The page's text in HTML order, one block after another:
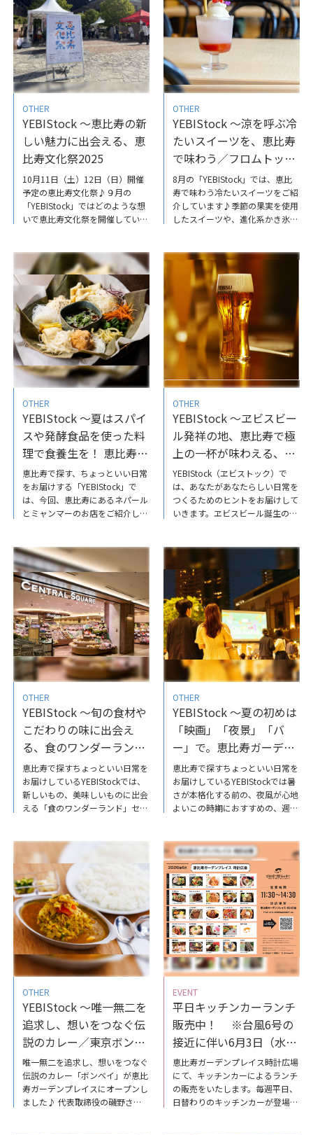
ジュを恵比寿で／ビストロエビス
OTHER
YEBIStock ～恵比寿の新
しい魅力に出会える、恵
比寿文化祭2025
10月11日（土）12日（日）開催
予定の恵比寿文化祭♪９月の
「YEBIStock」ではどのような想
いで恵比寿文化祭を開催している
ます。ぜひご覧ください。
YEBIStock～恵比寿の新しい魅力
に出会える、恵比寿文化祭2025
OTHER
YEBIStock ～涼を呼ぶ冷
たいスイーツを、恵比寿
で味わう／フロムトッ
プ、CHAP
8月の「YEBIStock」では、恵比
寿で味わう冷たいスイーツをご紹
介しています♪季節の果実を使用
したスイーツや、進化系かき氷な
うか。ぜひご覧ください。
YEBIStock～涼を呼ぶ冷たいスイ
ーツを、恵比寿で味わう／フロム
トップ、CHAP
OTHER
YEBIStock ～夏はスパイ
スや発酵食品を使った料
理で食養生を！ 恵比寿の
おすすめエスニックレス
トラン2選
恵比寿で探す、ちょっといい日常
をお届けする「YEBIStock」で
は、今回、恵比寿にあるネパール
とミャンマーのお店をご紹介して
事などでもご利用いただけます。
ぜひ、ご覧ください。YEBIStock
～夏はスパイスや発酵食品を使っ
た料理で食養生を！恵比寿のおす
すめエスニックレストラン2選
OTHER
YEBIStock ～ヱビスビー
ル発祥の地、恵比寿で極
上の一杯が味わえる、夏
のおすすめスポット4選
YEBIStock（ヱビストック）で
は、あなたがあなたらしい日常を
つくるための​ヒントをお届けして
いきます。ヱビスビール誕生の
なシーンで楽しめるスポットを4
つご紹介。この夏、ぜひ訪れてみ
て。YEBIStock～ヱビスビール発
祥の地、恵比寿で極上の一杯が味
わえる、夏のおすすめスポット4
選
OTHER
YEBIStock ～旬の食材や
こだわりの味に出会え
る、食のワンダーランド
／セントラルスクエア 恵
比寿ガーデンプレイス店
恵比寿で探すちょっといい日常を
お届けしているYEBIStockでは、
新しいもの、美味しいものに出会
える「食のワンダーランド」セン
す。豊富な品揃えと、こだわりの
食材、オープンキッチンなどがあ
り、時間を忘れてお買い物を楽し
めるお店です。詳しくは、こちら
の記事をご覧ださい。YEBIStock
～旬の食材やこだわりの味に出会
える、食のワンダーランド／セン
トラルスクエア恵比寿ガーデンプ
レイス店
OTHER
YEBIStock ～夏の初めは
「映画」「夜景」「バ
ー」で。恵比寿ガーデン
プレイスの週末大人デー
ト
恵比寿で探すちょっといい日常を
お届けしているYEBIStockでは暑
さが本格化する前の、夜風が心地
よいこの時期におすすめの、週末
てみてはいかがでしょうか。
YEBIStock～夏の初めは「映画」
「夜景」「バー」で。恵比寿ガー
デンプレイスの週末大人デート
OTHER
YEBIStock ～唯一無二を
追求し、想いをつなぐ伝
説のカレー／東京ボンベ
イ 恵比寿ガーデンプレイ
ス店
唯一無二を追求し、想いをつなぐ
伝説のカレー「ボンベイ」が恵比
寿ガーデンプレイスにオープンし
ました♪ 代表取締役の磯野さん
EVENT
平日キッチンカーランチ
販売中！ ※台風6号の
接近に伴い6月3日（水）
は休業
恵比寿ガーデンプレイス時計広場
にて、キッチンカーによるランチ
の販売をいたします。毎週平日、
日替わりのキッチンカーが登場し